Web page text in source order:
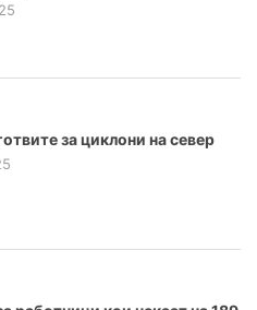
за циклони на север